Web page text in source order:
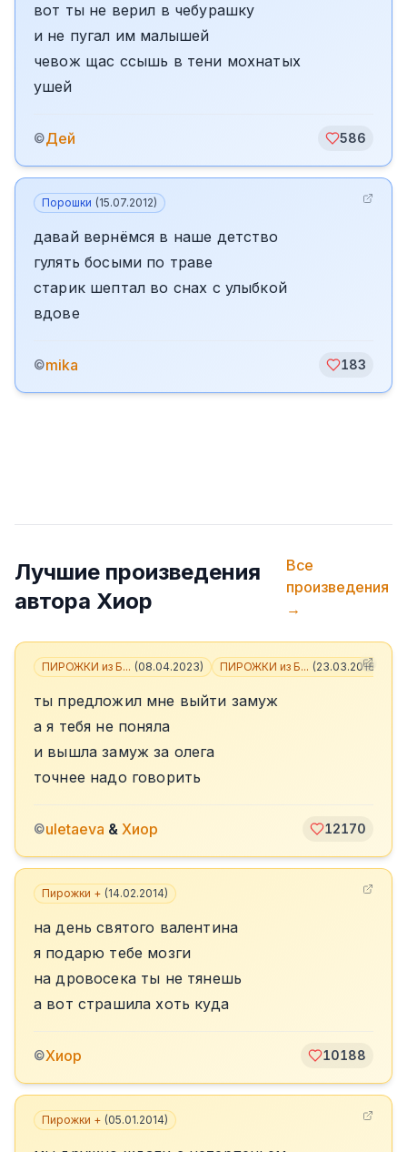
вот ты не верил в чебурашку
и не пугал им малышей
чевож щас ссышь в тени мохнатых
ушей
©Дей 586
Порошки (15.07.2012)
давай вернёмся в наше детство
гулять босыми по траве
старик шептал во снах с улыбкой
вдове
©mika 183
Лучшие произведения
автора Хиор
Все
произведения
→
ПИРОЖКИ из Б... (08.04.2023) ПИРОЖКИ из Б... (23.03.2018
ты предложил мне выйти замуж
а я тебя не поняла
и вышла замуж за олега
точнее надо говорить
©uletaeva & Хиор 12170
Пирожки + (14.02.2014)
на день святого валентина
я подарю тебе мозги
на дровосека ты не тянешь
а вот страшила хоть куда
©Хиор 10188
Пирожки + (05.01.2014)